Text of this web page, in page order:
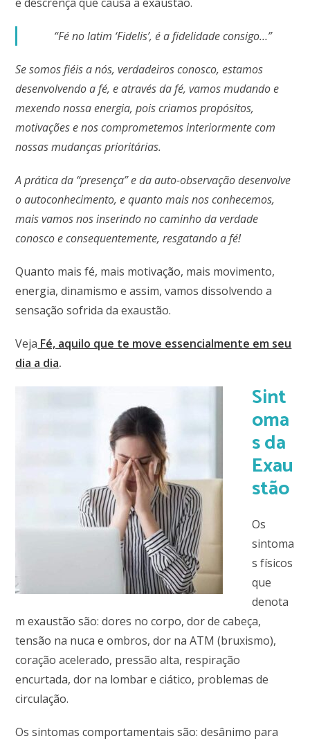
“Fé no latim ‘Fidelis’, é a fidelidade consigo…”
Se somos fiéis a nós, verdadeiros conosco, estamos
desenvolvendo a fé, e através da fé, vamos mudando e
mexendo nossa energia, pois criamos propósitos,
motivações e nos comprometemos interiormente com
nossas mudanças prioritárias.
A prática da “presença” e da auto-observação desenvolve
o autoconhecimento, e quanto mais nos conhecemos,
mais vamos nos inserindo no caminho da verdade
conosco e consequentemente, resgatando a fé!
Quanto mais fé, mais motivação, mais movimento,
energia, dinamismo e assim, vamos dissolvendo a
sensação sofrida da exaustão.
Veja Fé, aquilo que te move essencialmente em seu
dia a dia.
Sint
oma
s da
Exau
stão
Os
sintoma
s físicos
que
denota
m exaustão são: dores no corpo, dor de cabeça,
tensão na nuca e ombros, dor na ATM (bruxismo),
coração acelerado, pressão alta, respiração
encurtada, dor na lombar e ciático, problemas de
circulação.
Os sintomas comportamentais são: desânimo para